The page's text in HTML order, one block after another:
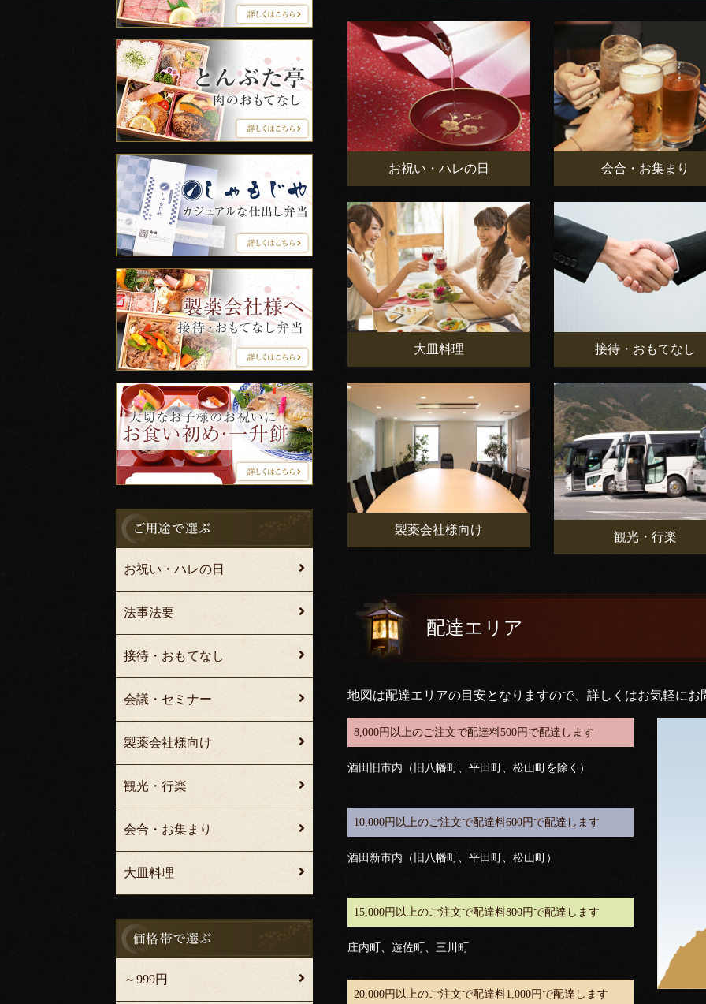
お祝い・ハレの日 会合・お集まり
大皿料理 接待・おもてなし
製薬会社様向け
観光・行楽
配達エリア
地図は配達エリアの目安となりますので、詳しくはお気軽にお
8,000円以上のご注文で配達料500円で配達します
酒田旧市内（旧八幡町、平田町、松山町を除く）
10,000円以上のご注文で配達料600円で配達します
酒田新市内（旧八幡町、平田町、松山町）
15,000円以上のご注文で配達料800円で配達します
庄内町、遊佐町、三川町
20,000円以上のご注文で配達料1,000円で配達します
お祝い・ハレの日
法事法要
接待・おもてなし
会議・セミナー
製薬会社様向け
観光・行楽
会合・お集まり
大皿料理
～999円